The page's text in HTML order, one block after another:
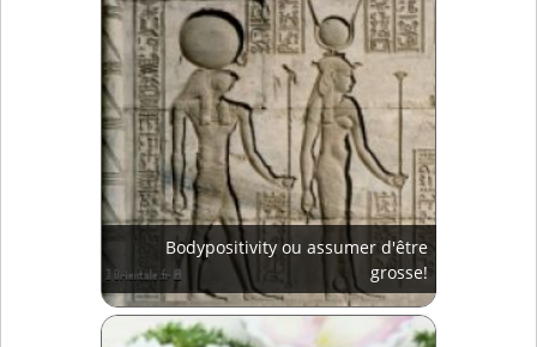
Bodypositivity ou assumer d'être
grosse!